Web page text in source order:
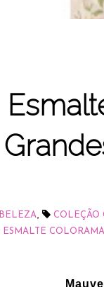
BELEZA COLEÇÃO
ESMALTE